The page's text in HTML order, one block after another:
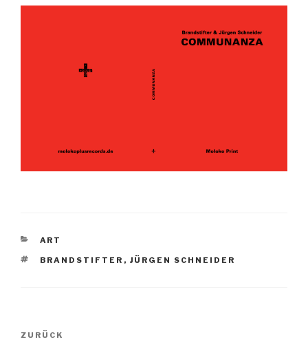
KATEGORIEN
ART
SCHLAGWÖRTER
BRANDSTIFTER , JÜRGEN SCHNEIDER
Beitragsnavigation
Vorheriger
ZURÜCK